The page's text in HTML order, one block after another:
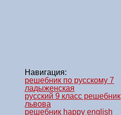
Навигация:
решебник по русскому 7
ладыженская
русский 9 класс решебник
львова
решебник happy english